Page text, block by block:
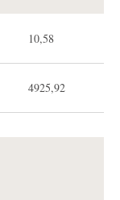
10,58
4925,92